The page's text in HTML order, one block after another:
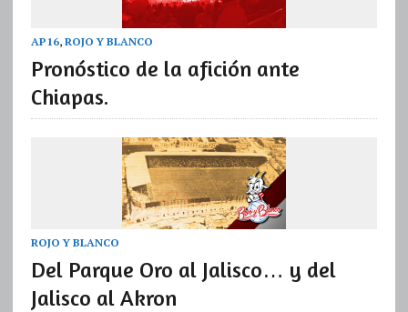
AP16, ROJO Y BLANCO
Pronóstico de la afición ante
Chiapas.
ROJO Y BLANCO
Del Parque Oro al Jalisco… y del
Jalisco al Akron